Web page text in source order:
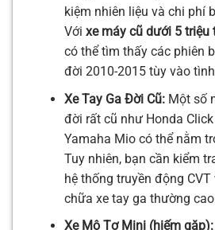
kiệm nhiên liệu và chi phí
Với xe máy cũ dưới 5 triệu
có thể tìm thấy các phiên
đời 2010-2015 tùy vào
Xe Tay Ga Đời Cũ:Một số
đời rất cũ như Honda
Yamaha Mio có thể nằm
Tuy nhiên, bạn cần kiểm
hệ thống truyền động
chữa xe tay ga thường
Xe Mô Tơ Mini (hiếm gặp):